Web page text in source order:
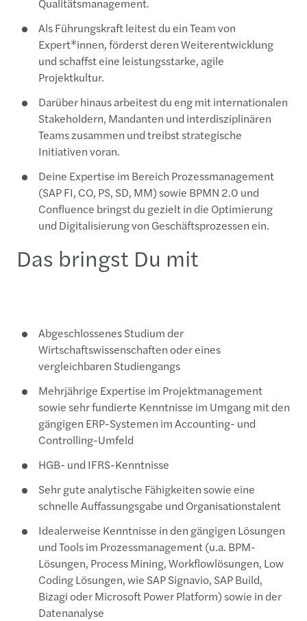
Als Führungskraft leitest du ein Team von
Expert*innen, förderst deren Weiterentwicklung
und schaffst eine leistungsstarke, agile
Projektkultur.
Darüber hinaus arbeitest du eng mit internationalen
Stakeholdern, Mandanten und interdisziplinären
Teams zusammen und treibst strategische
Initiativen voran.
Deine Expertise im Bereich Prozessmanagement
(SAP FI, CO, PS, SD, MM) sowie BPMN 2.0 und
Confluence bringst du gezielt in die Optimierung
und Digitalisierung von Geschäftsprozessen ein.
Das bringst Du mit
Abgeschlossenes Studium der
Wirtschaftswissenschaften oder eines
vergleichbaren Studiengangs
Mehrjährige Expertise im Projektmanagement
sowie sehr fundierte Kenntnisse im Umgang mit den
gängigen ERP-Systemen im Accounting- und
Controlling-Umfeld
HGB- und IFRS-Kenntnisse
Sehr gute analytische Fähigkeiten sowie eine
schnelle Auffassungsgabe und Organisationstalent
Idealerweise Kenntnisse in den gängigen Lösungen
und Tools im Prozessmanagement (u.a. BPM-
Lösungen, Process Mining, Workflowlösungen, Low
Coding Lösungen, wie SAP Signavio, SAP Build,
Bizagi oder Microsoft Power Platform) sowie in der
Datenanalyse